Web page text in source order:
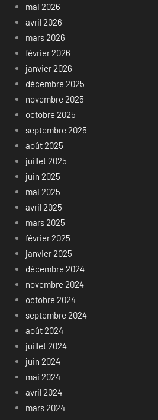
mai 2026
avril 2026
mars 2026
février 2026
janvier 2026
décembre 2025
novembre 2025
octobre 2025
septembre 2025
août 2025
juillet 2025
juin 2025
mai 2025
avril 2025
mars 2025
février 2025
janvier 2025
décembre 2024
novembre 2024
octobre 2024
septembre 2024
août 2024
juillet 2024
juin 2024
mai 2024
avril 2024
mars 2024